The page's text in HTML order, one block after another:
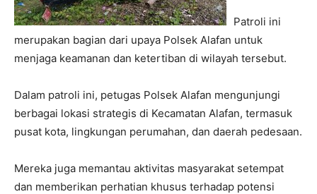
Patroli ini
merupakan bagian dari upaya Polsek Alafan untuk
menjaga keamanan dan ketertiban di wilayah tersebut.
Dalam patroli ini, petugas Polsek Alafan mengunjungi
berbagai lokasi strategis di Kecamatan Alafan, termasuk
pusat kota, lingkungan perumahan, dan daerah pedesaan.
Mereka juga memantau aktivitas masyarakat setempat
dan memberikan perhatian khusus terhadap potensi